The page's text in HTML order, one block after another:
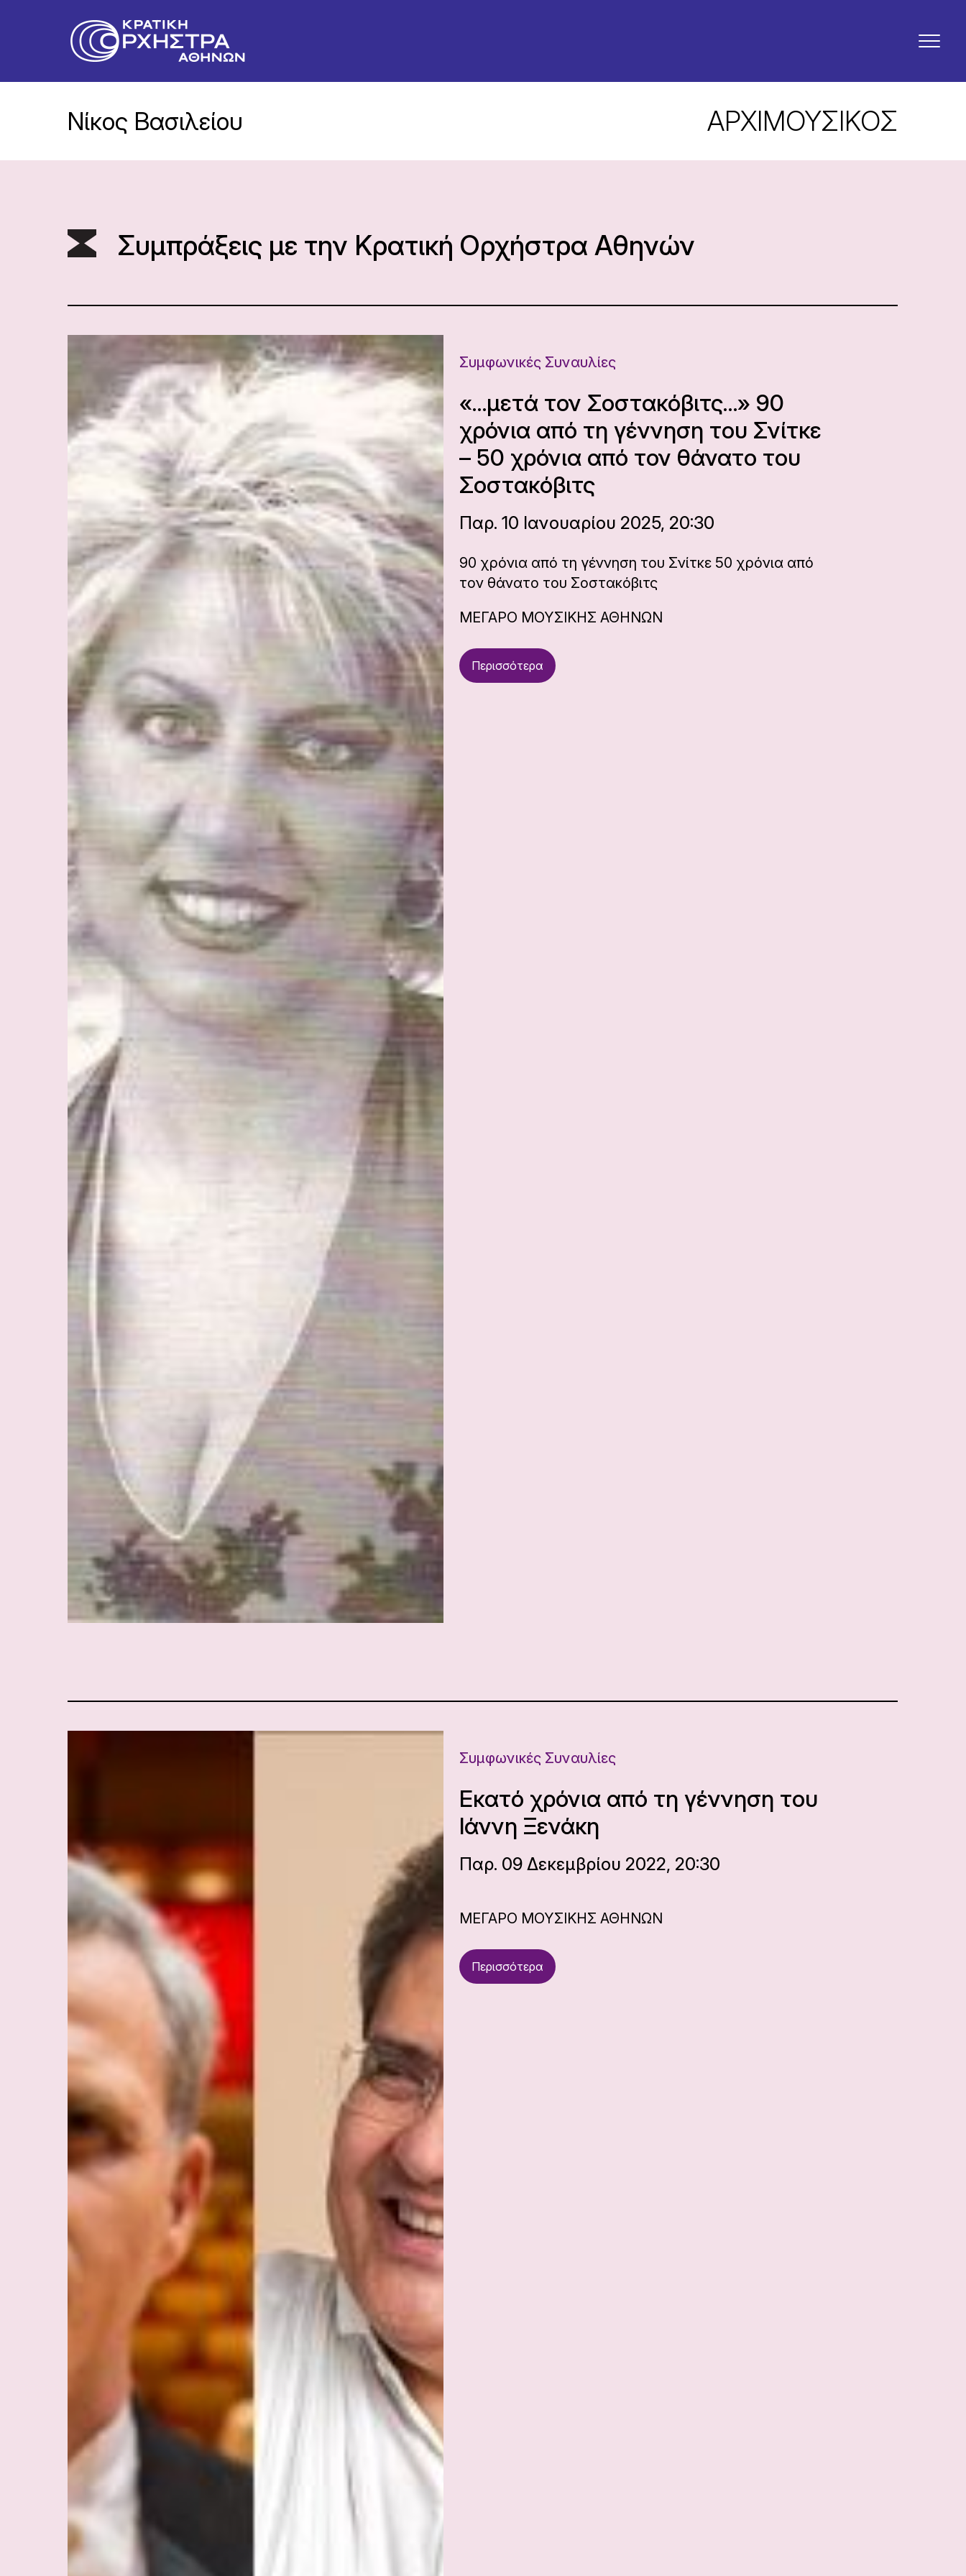
Νίκος Βασιλείου ΑΡΧΙΜΟΥΣΙΚΟΣ
Συμπράξεις με την Κρατική Ορχήστρα Αθηνών
Συμφωνικές Συναυλίες
«…μετά τον Σοστακόβιτς…» 90
χρόνια από τη γέννηση του Σνίτκε
– 50 χρόνια από τον θάνατο του
Σοστακόβιτς
Παρ. 10 Ιανουαρίου 2025, 20:30
90 χρόνια από τη γέννηση του Σνίτκε 50 χρόνια από
τον θάνατο του Σοστακόβιτς
ΜΕΓΑΡΟ ΜΟΥΣΙΚΗΣ ΑΘΗΝΩΝ
Περισσότερα
Συμφωνικές Συναυλίες
Εκατό χρόνια από τη γέννηση του
Ιάννη Ξενάκη
Παρ. 09 Δεκεμβρίου 2022, 20:30
ΜΕΓΑΡΟ ΜΟΥΣΙΚΗΣ ΑΘΗΝΩΝ
Περισσότερα